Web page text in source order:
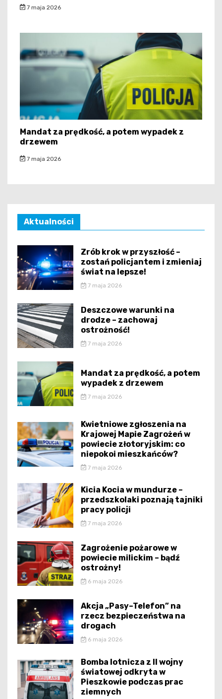
7 maja 2026
Mandat za prędkość, a potem wypadek z
drzewem
7 maja 2026
Aktualności
Zrób krok w przyszłość –
zostań policjantem i zmieniaj
świat na lepsze!
7 maja 2026
Deszczowe warunki na
drodze – zachowaj
ostrożność!
7 maja 2026
Mandat za prędkość, a potem
wypadek z drzewem
7 maja 2026
Kwietniowe zgłoszenia na
Krajowej Mapie Zagrożeń w
powiecie złotoryjskim: co
niepokoi mieszkańców?
7 maja 2026
Kicia Kocia w mundurze –
przedszkolaki poznają tajniki
pracy policji
7 maja 2026
Zagrożenie pożarowe w
powiecie milickim – bądź
ostrożny!
6 maja 2026
Akcja „Pasy–Telefon” na
rzecz bezpieczeństwa na
drogach
6 maja 2026
Bomba lotnicza z II wojny
światowej odkryta w
Pieszkowie podczas prac
ziemnych